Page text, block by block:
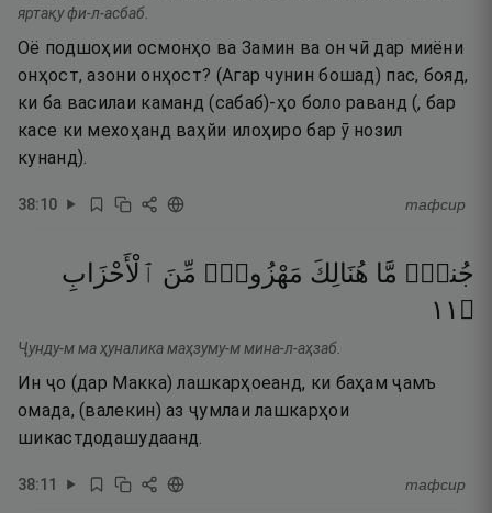
яртақу фи-л-асбаб.
Оё подшоҳии осмонҳо ва Замин ва он чӣ дар миёни
онҳост, азони онҳост? (Агар чунин бошад) пас, бояд,
ки ба василаи каманд (сабаб)-ҳо боло раванд (, бар
касе ки мехоҳанд ваҳйи илоҳиро бар ӯ нозил
кунанд).
38:10 тафсир
جُندٌۭ مَّا هُنَالِكَ مَهْزُومٌۭ مِّنَ ٱلْأَحْزَابِ
۝ ١١
Ҷунду-м ма ҳуналика маҳзуму-м мина-л-аҳзаб.
Ин ҷо (дар Макка) лашкарҳоеанд, ки баҳам ҷамъ
омада, (валекин) аз ҷумлаи лашкарҳои
шикастдодашудаанд.
38:11 тафсир